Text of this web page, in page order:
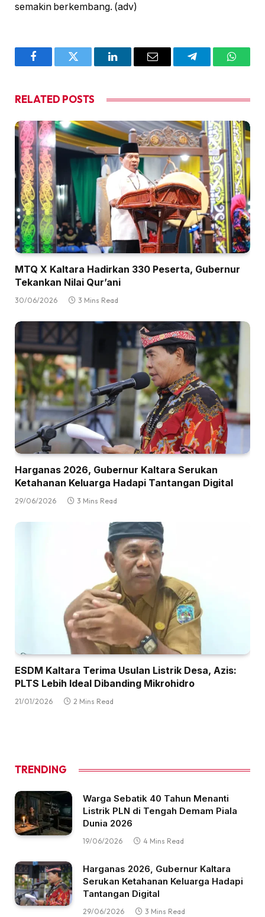
semakin berkembang. (adv)
FacebookTwitter LinkedInEmail Telegram
RELATED POSTS
MTQ X Kaltara Hadirkan 330 Peserta, Gubernur
Tekankan Nilai Qur’ani
30/06/2026 3 Mins Read
Harganas 2026, Gubernur Kaltara Serukan
Ketahanan Keluarga Hadapi Tantangan Digital
29/06/2026 3 Mins Read
ESDM Kaltara Terima Usulan Listrik Desa, Azis:
PLTS Lebih Ideal Dibanding Mikrohidro
21/01/2026 2 Mins Read
TRENDING
Warga Sebatik 40 Tahun Menanti
Listrik PLN di Tengah Demam Piala
Dunia 2026
19/06/2026 4 Mins Read
Harganas 2026, Gubernur Kaltara
Serukan Ketahanan Keluarga Hadapi
Tantangan Digital
29/06/2026 3 Mins Read